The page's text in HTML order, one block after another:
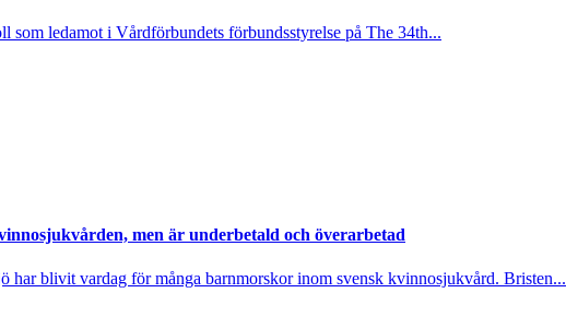
som ledamot i Vårdförbundets förbundsstyrelse på The 34th...
men är underbetald och överarbetad
har blivit vardag för många barnmorskor inom svensk kvinnosjukvård. Bristen...